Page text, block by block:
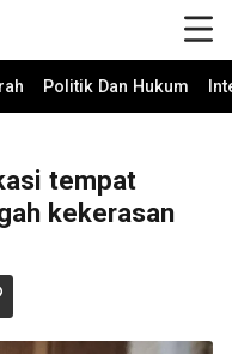
Politik Dan Hukum
tempat
kekerasan